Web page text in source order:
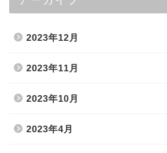
2023年12月
2023年11月
2023年10月
2023年4月